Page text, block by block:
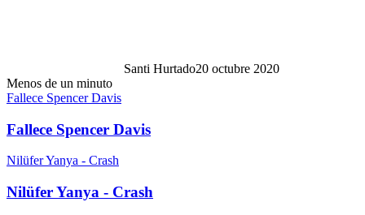
Santi Hurtado20 octubre 2020
Menos de un minuto
Fallece Spencer Davis
Fallece Spencer Davis
Nilüfer Yanya - Crash
Nilüfer Yanya - Crash